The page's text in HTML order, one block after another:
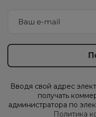
Вводя свой адрес
получать
администратора по
Политика